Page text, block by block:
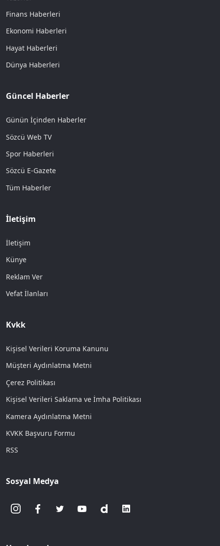
Finans Haberleri
Ekonomi Haberleri
Hayat Haberleri
Dünya Haberleri
Güncel Haberler
Günün İçinden Haberler
Sözcü Web TV
Spor Haberleri
Sözcü E-Gazete
Tüm Haberler
İletişim
İletişim
Künye
Reklam Ver
Vefat İlanları
Kvkk
Kişisel Verileri Koruma Kanunu
Müşteri Aydınlatma Metni
Çerez Politikası
Kişisel Verileri Saklama ve İmha Politikası
Kamera Aydınlatma Metni
KVKK Başvuru Formu
RSS
Sosyal Medya